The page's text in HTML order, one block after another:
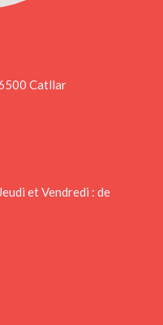
Catllar
et Vendredi : de